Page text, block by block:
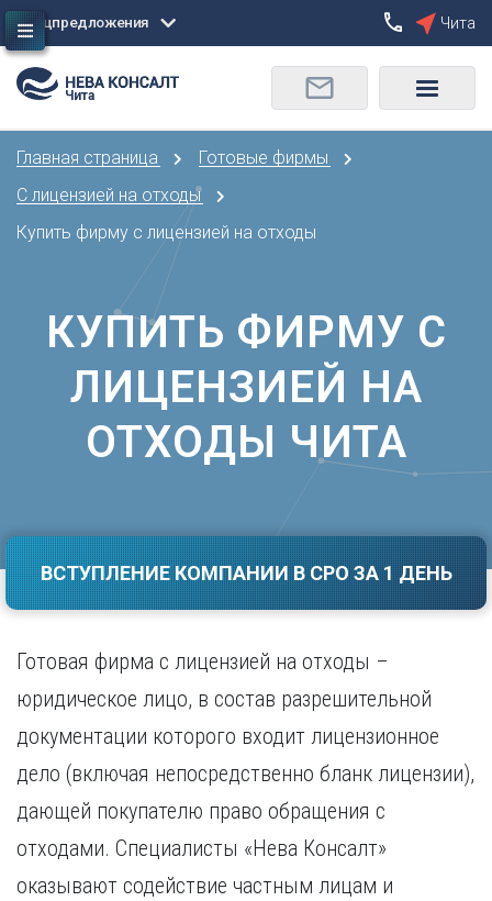
Сбросить
Москва
Санкт-Петербург
Астрахань
Барнаул
Белгород
Брянск
В
Владивосток
Владикавказ
Воронеж
Е
Екатеринбург
И
Ижевск
Иркутск
К
Казань
Калининград
Калуга
Кемерово
О
Орел
П
Р
Ростов-на-Дону
Рязань
С
Самара
Севастополь
Симферополь
Смоленск
Сочи
Тамбов
Тверь
Тольятти
Тула
Тюмень
У
Спецпредложения Чита
Чита
Главная страница
Готовые фирмы
С лицензией на отходы
Купить фирму с лицензией на отходы
КУПИТЬ ФИРМУ С
ЛИЦЕНЗИЕЙ НА
ОТХОДЫ ЧИТА
ВСТУПЛЕНИЕ КОМПАНИИ В СРО ЗА 1 ДЕНЬ
Готовая фирма с лицензией на отходы –
юридическое лицо, в состав разрешительной
документации которого входит лицензионное
дело (включая непосредственно бланк лицензии),
дающей покупателю право обращения с
отходами. Специалисты «Нева Консалт»
оказывают содействие частным лицам и